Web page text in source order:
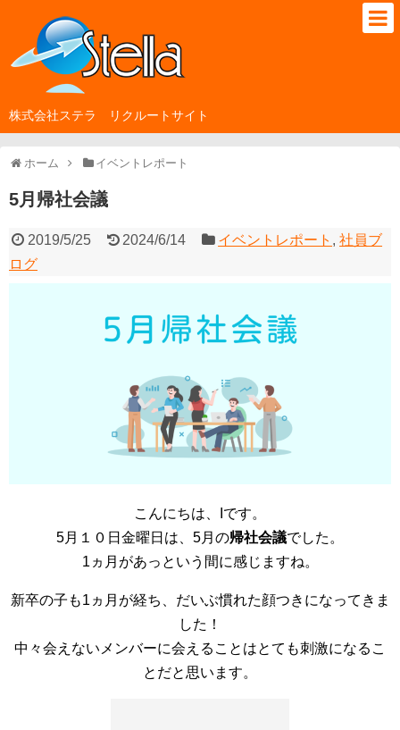
株式会社ステラ リクルートサイト
ホーム イベントレポート
5月帰社会議
2019/5/25 2024/6/14 イベントレポート ,社員ブ
ログ
こんにちは、Iです。
5月１０日金曜日は、5月の帰社会議でした。
1ヵ月があっという間に感じますね。
新卒の子も1ヵ月が経ち、だいぶ慣れた顔つきになってきま
した！
中々会えないメンバーに会えることはとても刺激になるこ
とだと思います。